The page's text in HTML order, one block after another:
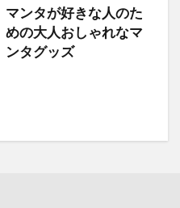
マンタが好きな人のた
めの大人おしゃれなマ
ンタグッズ